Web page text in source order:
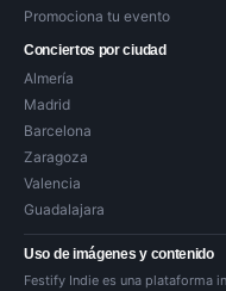
Promociona tu evento
Conciertos por ciudad
Almería
Madrid
Barcelona
Zaragoza
Valencia
Guadalajara
Uso de imágenes y contenido
Festify Indie es una plataforma